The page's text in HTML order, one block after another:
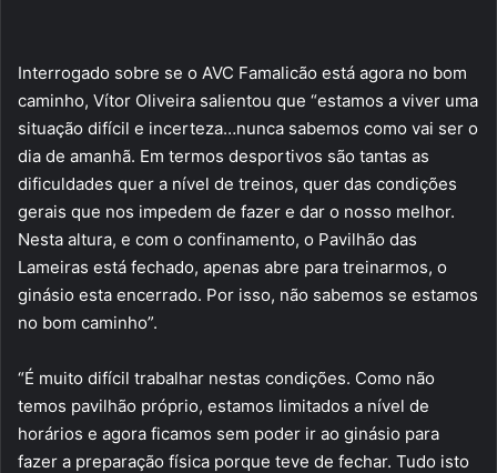
Interrogado sobre se o AVC Famalicão está agora no bom
caminho, Vítor Oliveira salientou que “estamos a viver uma
situação difícil e incerteza…nunca sabemos como vai ser o
dia de amanhã. Em termos desportivos são tantas as
dificuldades quer a nível de treinos, quer das condições
gerais que nos impedem de fazer e dar o nosso melhor.
Nesta altura, e com o confinamento, o Pavilhão das
Lameiras está fechado, apenas abre para treinarmos, o
ginásio esta encerrado. Por isso, não sabemos se estamos
no bom caminho”.
“É muito difícil trabalhar nestas condições. Como não
temos pavilhão próprio, estamos limitados a nível de
horários e agora ficamos sem poder ir ao ginásio para
fazer a preparação física porque teve de fechar. Tudo isto